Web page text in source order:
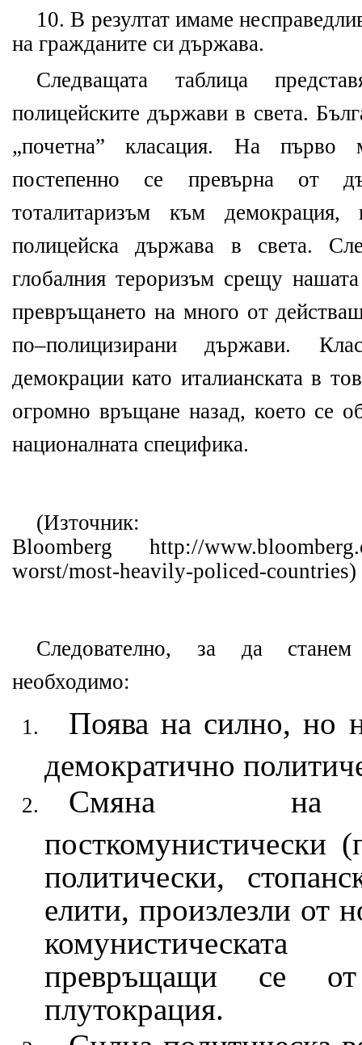
10. В резултат имаме
на гражданите си държава.
Следващата таблица
полицейските държави в света.
„почетна” класация. На първо
постепенно се превърна от
тоталитаризъм към демокрация,
полицейска държава в света.
глобалния тероризъм срещу
превръщането на много от
по–полицизирани държави.
демокрации като италианската в
огромно връщане назад, което се
националната специфика.
(Източник:
Bloomberg http://
worst/most-heavily-policed-countries)
Следователно, за да
необходимо:
Поява на силно, но
демократично
Смяна на
посткомунистически
политически,
елити, произлезли от
превръщащи се
плутокрация.